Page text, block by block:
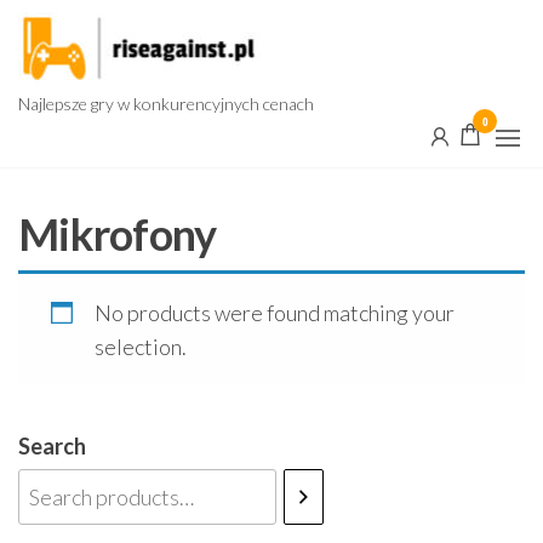
Przejdź
treści
Najlepsze gry w konkurencyjnych cenach
0
Mikrofony
No products were found matching your
selection.
Search